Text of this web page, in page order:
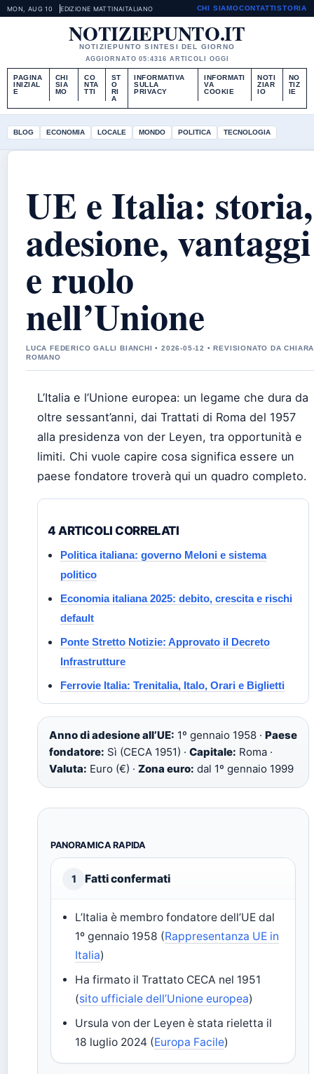
MON, AUG 10 EDIZIONE MATTINAITALIANO CHI SIAMOCONTATTISTORIA
NOTIZIEPUNTO.IT
NOTIZIEPUNTO SINTESI DEL GIORNO
AGGIORNATO 05:4316 ARTICOLI OGGI
PAGINA
INIZIAL
E
CHI
SIA
MO
CO
NTA
TTI
ST
O
RI
A
INFORMATIVA
SULLA
PRIVACY
INFORMATI
VA
COOKIE
NOTI
ZIAR
IO
NO
TIZ
IE
BLOG ECONOMIA LOCALE MONDO POLITICA TECNOLOGIA
UE e Italia: storia,
adesione, vantaggi
e ruolo
nell’Unione
LUCA FEDERICO GALLI BIANCHI • 2026-05-12 • REVISIONATO DA CHIARA
ROMANO
L’Italia e l’Unione europea: un legame che dura da
oltre sessant’anni, dai Trattati di Roma del 1957
alla presidenza von der Leyen, tra opportunità e
limiti. Chi vuole capire cosa significa essere un
paese fondatore troverà qui un quadro completo.
4 ARTICOLI CORRELATI
Politica italiana: governo Meloni e sistema
politico
Economia italiana 2025: debito, crescita e rischi
default
Ponte Stretto Notizie: Approvato il Decreto
Infrastrutture
Ferrovie Italia: Trenitalia, Italo, Orari e Biglietti
Anno di adesione all’UE: 1º gennaio 1958 · Paese
fondatore: Sì (CECA 1951) · Capitale: Roma ·
Valuta: Euro (€) · Zona euro: dal 1º gennaio 1999
PANORAMICA RAPIDA
1 Fatti confermati
L’Italia è membro fondatore dell’UE dal
1º gennaio 1958 (Rappresentanza UE in
Italia)
Ha firmato il Trattato CECA nel 1951
(sito ufficiale dell’Unione europea)
Ursula von der Leyen è stata rieletta il
18 luglio 2024 (Europa Facile)